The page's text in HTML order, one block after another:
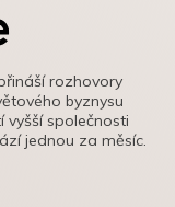
rozhovory
byznysu
vyšší společnosti
jednou za měsíc.